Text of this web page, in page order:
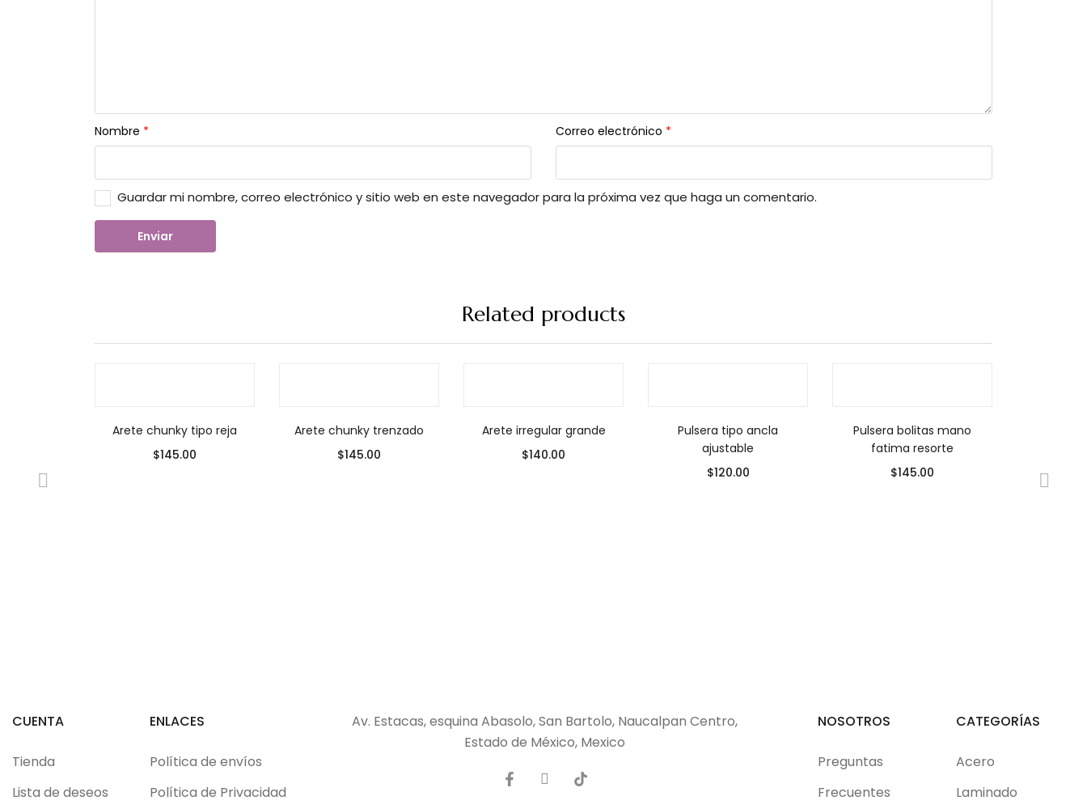
Nombre * Correo electrónico *
Guardar mi nombre, correo electrónico y sitio web en este navegador para la próxima vez que haga un comentario.
Related products
Arete chunky tipo reja
$145.00
Arete chunky trenzado
$145.00
Arete irregular grande
$140.00
Pulsera tipo ancla
ajustable
$120.00
Pulsera bolitas mano
fatima resorte
$145.00
CUENTA
Tienda
Lista de deseos
ENLACES
Política de envíos
Política de Privacidad
NOSOTROS
Preguntas
Frecuentes
CATEGORÍAS
Acero
Laminado
Av. Estacas, esquina Abasolo, San Bartolo, Naucalpan Centro,
Estado de México, Mexico